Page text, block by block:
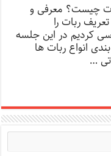
چیست؟ معرفی و
ربات را
کردیم در این جلسه
انواع ربات ها
…